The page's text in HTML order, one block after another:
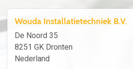
Wouda Installatietechniek B.V.
De Noord 35
8251 GK Dronten
Nederland